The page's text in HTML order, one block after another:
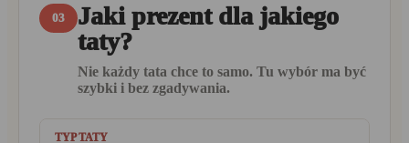
03
Jaki prezent dla jakiego
taty?
Nie każdy tata chce to samo. Tu wybór ma być
szybki i bez zgadywania.